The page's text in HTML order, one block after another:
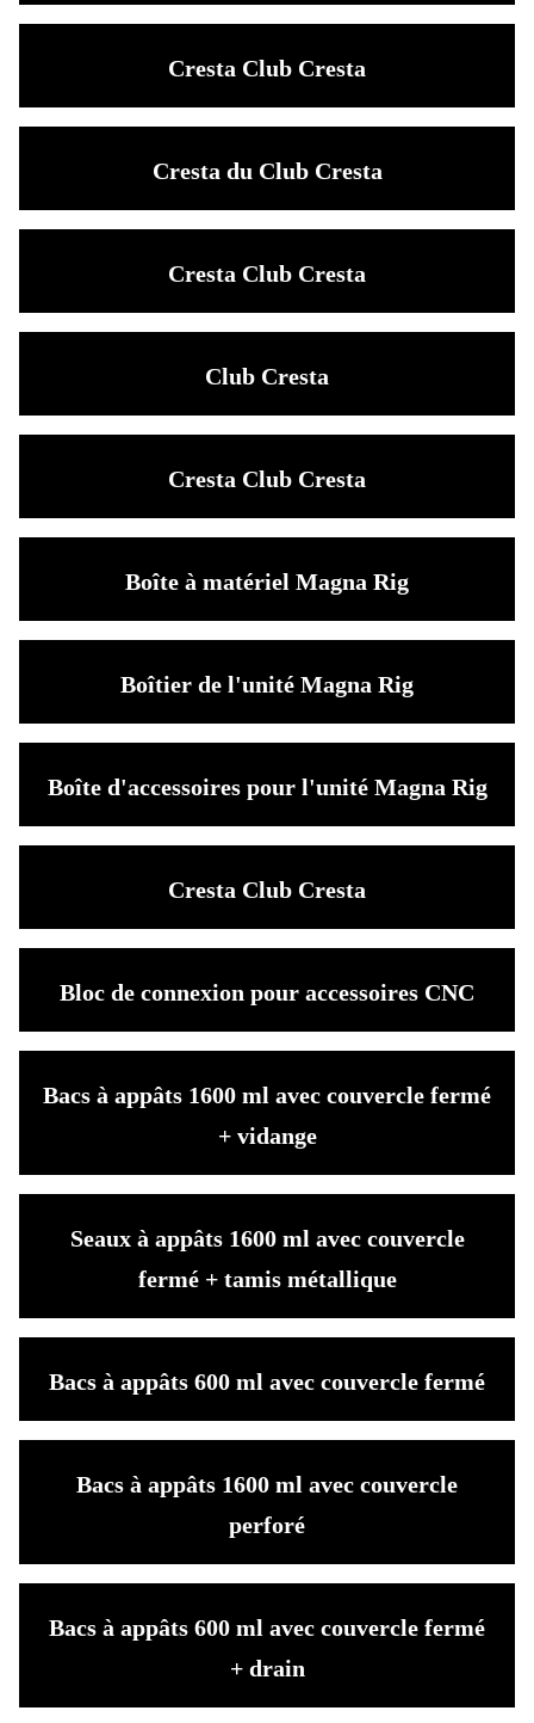
Cresta Club Cresta
Cresta du Club Cresta
Cresta Club Cresta
Club Cresta
Cresta Club Cresta
Boîte à matériel Magna Rig
Boîtier de l'unité Magna Rig
Boîte d'accessoires pour l'unité Magna Rig
Cresta Club Cresta
Bloc de connexion pour accessoires CNC
Bacs à appâts 1600 ml avec couvercle fermé
+ vidange
Seaux à appâts 1600 ml avec couvercle
fermé + tamis métallique
Bacs à appâts 600 ml avec couvercle fermé
Bacs à appâts 1600 ml avec couvercle
perforé
Bacs à appâts 600 ml avec couvercle fermé
+ drain